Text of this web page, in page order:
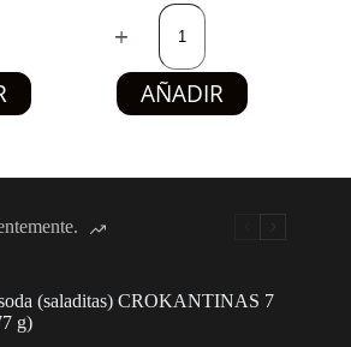
Gelatina
sabor
naranja
KENT
(85
g)
AÑADIR
(saladitas) CROKANTINAS 7
g)